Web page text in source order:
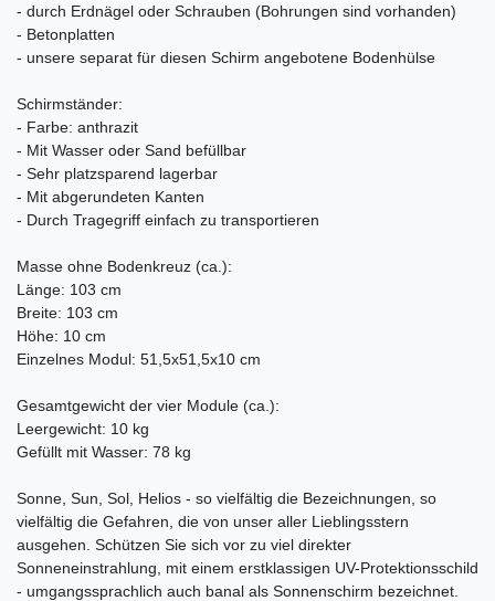
- durch Erdnägel oder Schrauben (Bohrungen sind vorhanden)
- Betonplatten
- unsere separat für diesen Schirm angebotene Bodenhülse
Schirmständer:
- Farbe: anthrazit
- Mit Wasser oder Sand befüllbar
- Sehr platzsparend lagerbar
- Mit abgerundeten Kanten
- Durch Tragegriff einfach zu transportieren
Masse ohne Bodenkreuz (ca.):
Länge: 103 cm
Breite: 103 cm
Höhe: 10 cm
Einzelnes Modul: 51,5x51,5x10 cm
Gesamtgewicht der vier Module (ca.):
Leergewicht: 10 kg
Gefüllt mit Wasser: 78 kg
Sonne, Sun, Sol, Helios - so vielfältig die Bezeichnungen, so
vielfältig die Gefahren, die von unser aller Lieblingsstern
ausgehen. Schützen Sie sich vor zu viel direkter
Sonneneinstrahlung, mit einem erstklassigen UV-Protektionsschild
- umgangssprachlich auch banal als Sonnenschirm bezeichnet.